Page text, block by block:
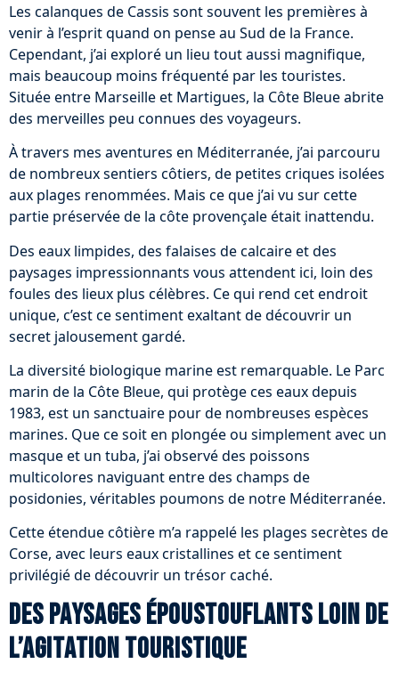
Les calanques de Cassis sont souvent les premières à
venir à l’esprit quand on pense au Sud de la France.
Cependant, j’ai exploré un lieu tout aussi magnifique,
mais beaucoup moins fréquenté par les touristes.
Située entre Marseille et Martigues, la Côte Bleue abrite
des merveilles peu connues des voyageurs.
À travers mes aventures en Méditerranée, j’ai parcouru
de nombreux sentiers côtiers, de petites criques isolées
aux plages renommées. Mais ce que j’ai vu sur cette
partie préservée de la côte provençale était inattendu.
Des eaux limpides, des falaises de calcaire et des
paysages impressionnants vous attendent ici, loin des
foules des lieux plus célèbres. Ce qui rend cet endroit
unique, c’est ce sentiment exaltant de découvrir un
secret jalousement gardé.
La diversité biologique marine est remarquable. Le Parc
marin de la Côte Bleue, qui protège ces eaux depuis
1983, est un sanctuaire pour de nombreuses espèces
marines. Que ce soit en plongée ou simplement avec un
masque et un tuba, j’ai observé des poissons
multicolores naviguant entre des champs de
posidonies, véritables poumons de notre Méditerranée.
Cette étendue côtière m’a rappelé les plages secrètes de
Corse, avec leurs eaux cristallines et ce sentiment
privilégié de découvrir un trésor caché.
Des paysages époustouflants loin de
l’agitation touristique